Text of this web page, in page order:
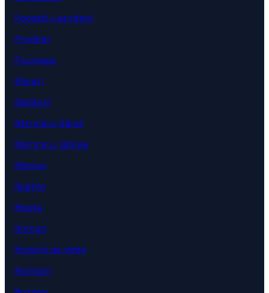
Popești-Leordeni
Predeal
Pucioasa
Răcari
Rădăuți
Râmnicu Sărat
Râmnicu Vâlcea
Râșnov
Reghin
Reșița
Roman
Roșiorii de Vede
Rovinari